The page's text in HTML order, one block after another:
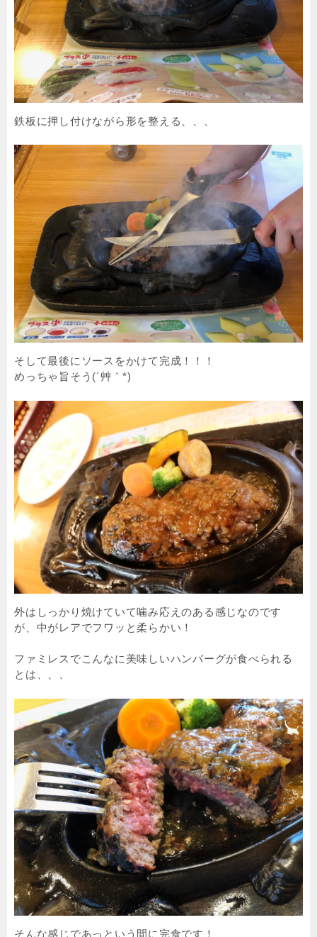
鉄板に押し付けながら形を整える、、、
そして最後にソースをかけて完成！！！
めっちゃ旨そう(´艸｀*)
外はしっかり焼けていて噛み応えのある感じなのです
が、中がレアでフワッと柔らかい！
ファミレスでこんなに美味しいハンバーグが食べられる
とは、、、
そんな感じであっという間に完食です！